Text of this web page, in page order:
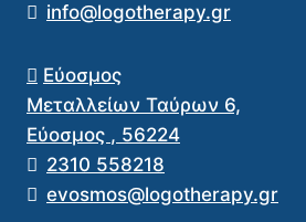
info@logotherapy.gr
Εύοσμος
Μεταλλείων Ταύρων 6,
Εύοσμος , 56224
2310 558218
evosmos@logotherapy.gr